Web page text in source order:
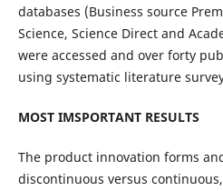
databases (Business source
Science, Science Direct and
were accessed and over forty
using systematic literature
MOST IMSPORTANT RESULTS
The product innovation forms
discontinuous versus